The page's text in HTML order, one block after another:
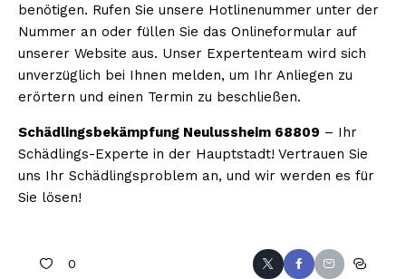
benötigen. Rufen Sie unsere Hotlinenummer unter der
Nummer an oder füllen Sie das Onlineformular auf
unserer Website aus. Unser Expertenteam wird sich
unverzüglich bei Ihnen melden, um Ihr Anliegen zu
erörtern und einen Termin zu beschließen.
Schädlingsbekämpfung Neulussheim 68809 – Ihr
Schädlings-Experte in der Hauptstadt! Vertrauen Sie
uns Ihr Schädlingsproblem an, und wir werden es für
Sie lösen!
0